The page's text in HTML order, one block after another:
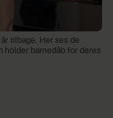
tilbage. Her ses de
holder barnedåb for deres